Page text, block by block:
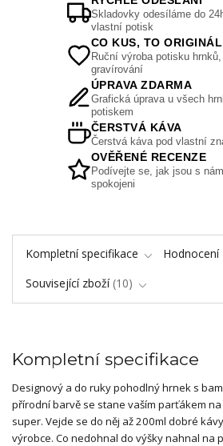
Skladovky odesíláme do
vlastní potisk
CO KUS, TO ORIGINÁL
Ruční výroba potisku
gravírování
ÚPRAVA ZDARMA
Grafická úprava u všech
potiskem
ČERSTVÁ KÁVA
Čerstvá káva pod vlastní
OVĚŘENÉ RECENZE
Podívejte se, jak jsou s
spokojeni
Kompletní specifikace Hodnocení
Související zboží 10
Kompletní specifikace
Designový a do ruky pohodlný hrnek s
přírodní barvě se stane vaším parťákem na
super. Vejde se do něj až 200ml dobré
výrobce. Co nedohnal do výšky nahnal na